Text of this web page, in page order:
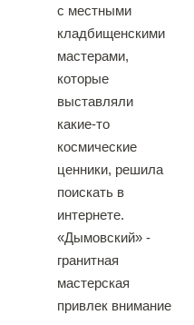
с местными
кладбищенскими
мастерами,
которые
выставляли
какие-то
космические
ценники, решила
поискать в
интернете.
«Дымовский» -
гранитная
мастерская
привлек внимание